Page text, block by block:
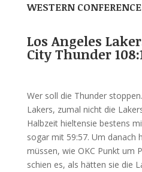
WESTERN CONFERENCE
Los Angeles
City Thunder
Wer soll die Thunder
Lakers, zumal nicht die
Halbzeit hieltensie bestens
sogar mit 59:57. Um danach
müssen, wie OKC Punkt um
schien es, als hätten sie die